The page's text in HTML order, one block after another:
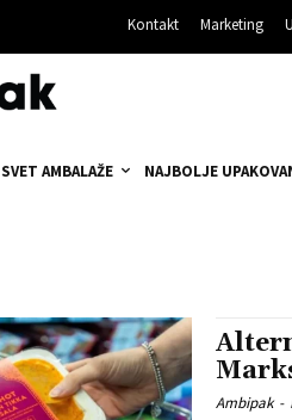
Kontakt Marketing
SVET AMBALAŽE NAJBOLJE
Ambipak -